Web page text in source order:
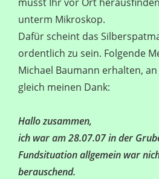
unterm Mikroskop.
Dafür scheint das
ordentlich zu sein. Folgende
Michael Baumann erhalten,
gleich meinen Dank:
Hallo zusammen,
ich war am 28.07.07 in der
Fundsituation allgemein war
berauschend.